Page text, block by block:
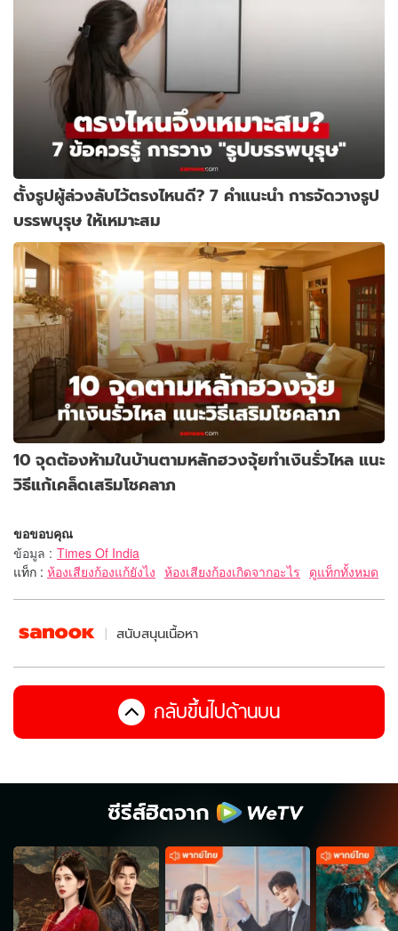
ตั้งรูปผู้ล่วงลับไว้ตรงไหนดี? 7 คำแนะนำ การจัดวางรูป
บรรพบุรุษ ให้เหมาะสม
10 จุดต้องห้ามในบ้านตามหลักฮวงจุ้ยทำเงินรั่วไหล แนะ
วิธีแก้เคล็ดเสริมโชคลาภ
ขอขอบคุณ
ข้อมูล : Times Of India
แท็ก : ห้องเสียงก้องแก้ยังไง ห้องเสียงก้องเกิดจากอะไร ดูแท็กทั้งหมด
สนับสนุนเนื้อหา
กลับขึ้นไปด้านบน
ซีรีส์ฮิตจาก